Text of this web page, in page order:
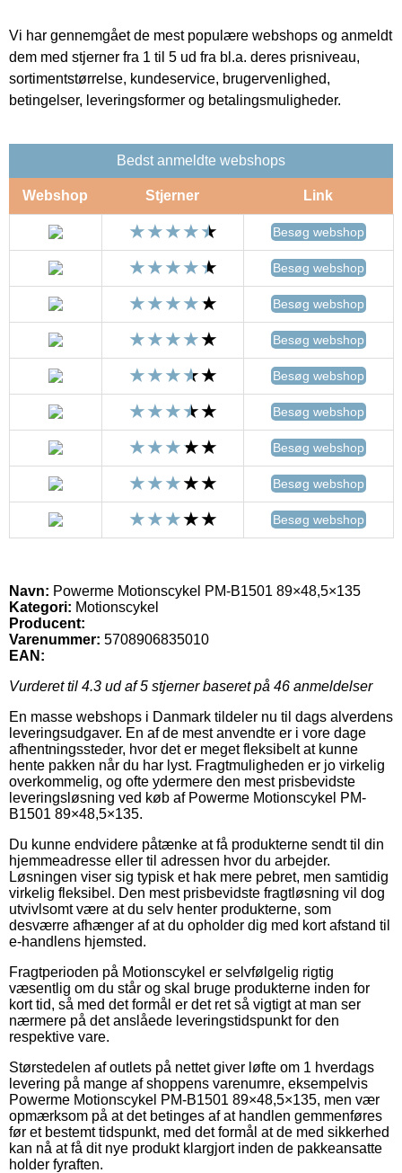
Vi har gennemgået de mest populære webshops og anmeldt
dem med stjerner fra 1 til 5 ud fra bl.a. deres prisniveau,
sortimentstørrelse, kundeservice, brugervenlighed,
betingelser, leveringsformer og betalingsmuligheder.
Bedst anmeldte webshops
Webshop Stjerner Link
Besøg webshop
Besøg webshop
Besøg webshop
Besøg webshop
Besøg webshop
Besøg webshop
Besøg webshop
Besøg webshop
Besøg webshop
Navn: Powerme Motionscykel PM-B1501 89×48,5×135
Kategori: Motionscykel
Producent:
Varenummer: 5708906835010
EAN:
Vurderet til 4.3 ud af 5 stjerner baseret på 46 anmeldelser
En masse webshops i Danmark tildeler nu til dags alverdens
leveringsudgaver. En af de mest anvendte er i vore dage
afhentningssteder, hvor det er meget fleksibelt at kunne
hente pakken når du har lyst. Fragtmuligheden er jo virkelig
overkommelig, og ofte ydermere den mest prisbevidste
leveringsløsning ved køb af Powerme Motionscykel PM-
B1501 89×48,5×135.
Du kunne endvidere påtænke at få produkterne sendt til din
hjemmeadresse eller til adressen hvor du arbejder.
Løsningen viser sig typisk et hak mere pebret, men samtidig
virkelig fleksibel. Den mest prisbevidste fragtløsning vil dog
utvivlsomt være at du selv henter produkterne, som
desværre afhænger af at du opholder dig med kort afstand til
e-handlens hjemsted.
Fragtperioden på Motionscykel er selvfølgelig rigtig
væsentlig om du står og skal bruge produkterne inden for
kort tid, så med det formål er det ret så vigtigt at man ser
nærmere på det anslåede leveringstidspunkt for den
respektive vare.
Størstedelen af outlets på nettet giver løfte om 1 hverdags
levering på mange af shoppens varenumre, eksempelvis
Powerme Motionscykel PM-B1501 89×48,5×135, men vær
opmærksom på at det betinges af at handlen gemmenføres
før et bestemt tidspunkt, med det formål at de med sikkerhed
kan nå at få dit nye produkt klargjort inden de pakkeansatte
holder fyraften.